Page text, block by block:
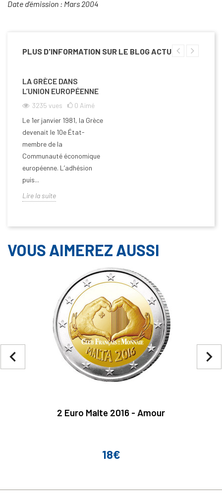
Date d'émission : Mars 2004
PLUS D'INFORMATION SUR LE BLOG ACTU
LA GRÈCE DANS
L’UNION EUROPÉENNE
3235 vues 0 Aimé
Le 1er janvier 1981, la Grèce
devenait le 10e État-
membre de la
Communauté économique
européenne. L’adhésion
puis...
Lire la suite
VOUS AIMEREZ AUSSI
2 Euro Malte 2016 - Amour
Prix
18€
navigate_next
navigate_before